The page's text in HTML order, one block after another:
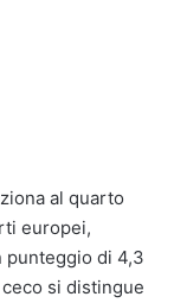
al quarto
europei,
punteggio di 4,3
si distingue